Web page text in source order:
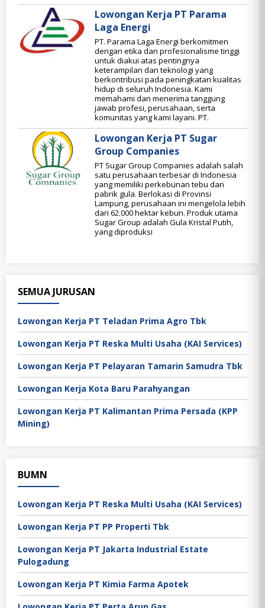
SEMUA JURUSAN
Lowongan Kerja PT Teladan Prima Agro Tbk
Lowongan Kerja PT Reska Multi Usaha (KAI Services)
Lowongan Kerja PT Pelayaran Tamarin Samudra Tbk
Lowongan Kerja Kota Baru Parahyangan
Lowongan Kerja PT Kalimantan Prima Persada (KPP
Mining)
BUMN
Lowongan Kerja PT Reska Multi Usaha (KAI Services)
Lowongan Kerja PT PP Properti Tbk
Lowongan Kerja PT Jakarta Industrial Estate
Pulogadung
Lowongan Kerja PT Kimia Farma Apotek
Lowongan Kerja PT Parama
Laga Energi
PT. Parama Laga Energi berkomitmen
dengan etika dan profesionalisme tinggi
untuk diakui atas pentingnya
keterampilan dan teknologi yang
berkontribusi pada peningkatan kualitas
hidup di seluruh Indonesia. Kami
memahami dan menerima tanggung
jawab profesi, perusahaan, serta
komunitas yang kami layani. PT.
Lowongan Kerja PT Sugar
Group Companies
PT Sugar Group Companies adalah salah
satu perusahaan terbesar di Indonesia
yang memiliki perkebunan tebu dan
pabrik gula. Berlokasi di Provinsi
Lampung, perusahaan ini mengelola lebih
dari 62.000 hektar kebun. Produk utama
Sugar Group adalah Gula Kristal Putih,
yang diproduksi